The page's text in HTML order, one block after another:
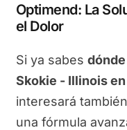
Optimend: La
el Dolor
Si ya sabes
Skokie - Illinois
interesará
una fórmula